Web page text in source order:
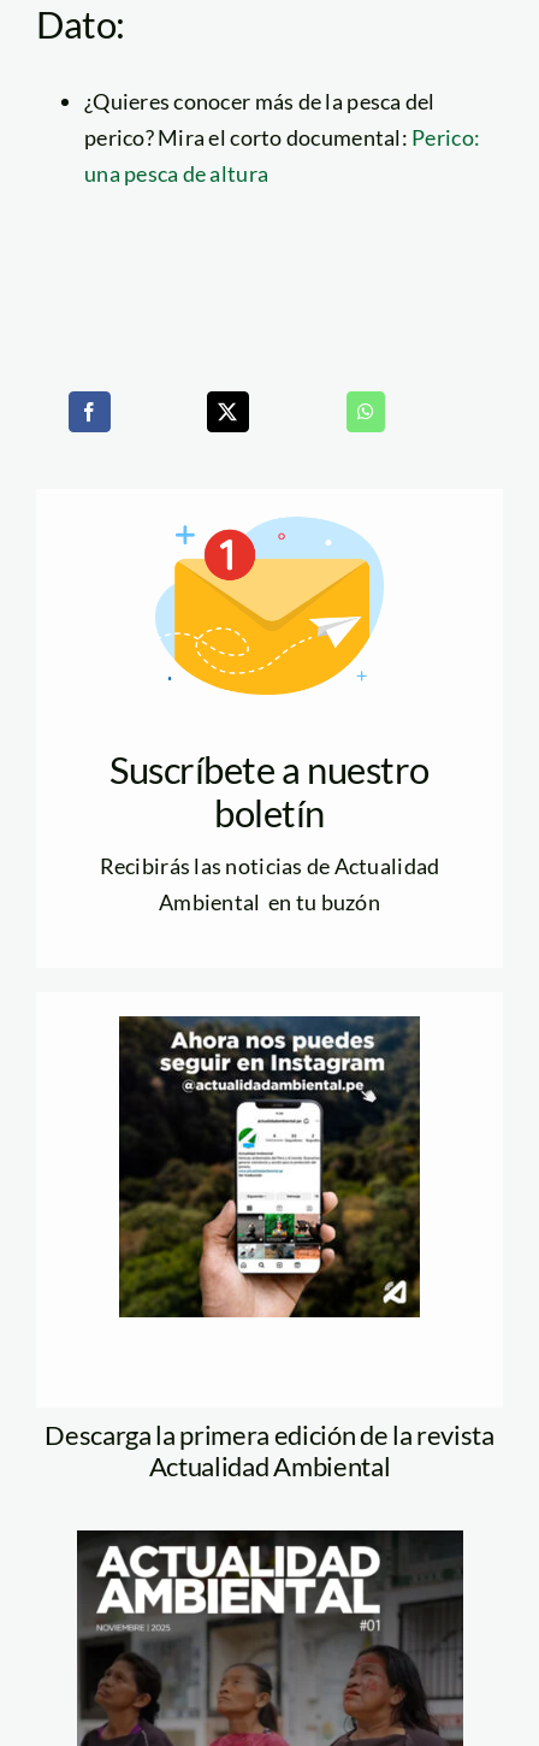
Dato:
¿Quieres conocer más de la pesca del
perico? Mira el corto documental: Perico:
una pesca de altura
Suscríbete a nuestro
boletín
Recibirás las noticias de Actualidad
Ambiental en tu buzón
Descarga la primera edición de la revista
Actualidad Ambiental